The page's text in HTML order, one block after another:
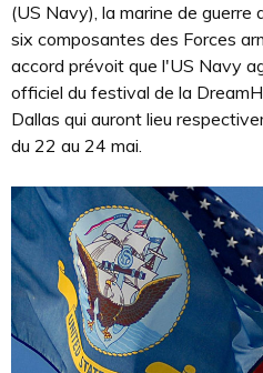
(US Navy), la marine de
six composantes des Forces
accord prévoit que l'US Navy
officiel du festival de la
Dallas qui auront lieu
du 22 au 24 mai.